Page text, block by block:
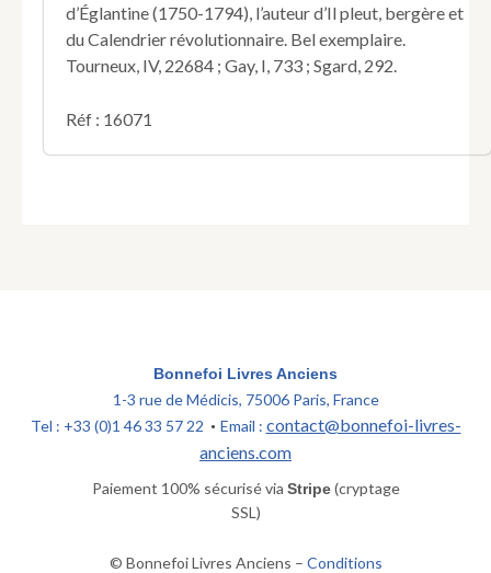
premier
début
au
mort
même
;
suivie
satyre
d’Églantine (1750-1794), l’auteur d’Il pleut, bergère et
du Calendrier révolutionnaire. Bel exemplaire.
Tourneux, IV, 22684 ; Gay, I, 733 ; Sgard, 292.
Réf : 16071
Bonnefoi Livres Anciens
1-3 rue de Médicis, 75006 Paris, France
Tel : +33 (0)1 46 33 57 22 • Email : contact@bonnefoi-livres-
anciens.com
Paiement 100% sécurisé via Stripe(cryptage
SSL)
© Bonnefoi Livres Anciens – Conditions